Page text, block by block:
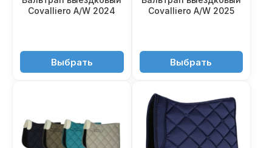
Covalliero A/W 2024
5'650 ₽Выбрать
Covalliero A/W 2025
5'250 ₽Выбрать